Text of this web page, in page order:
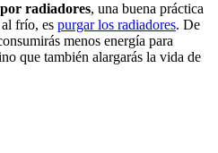
radiadores, una buena práctica
al frío, es purgar los radiadores. De
menos energía para
que también alargarás la vida de